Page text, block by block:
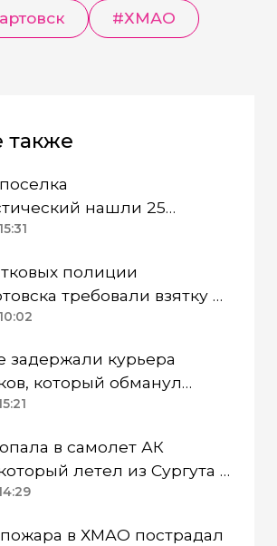
#ХМАО
также
нашли 25
спецразрешения
полиции
требовали взятку и
задержали курьера
который обманул
в самолет АК
летел из Сургута в
в ХМАО пострадал